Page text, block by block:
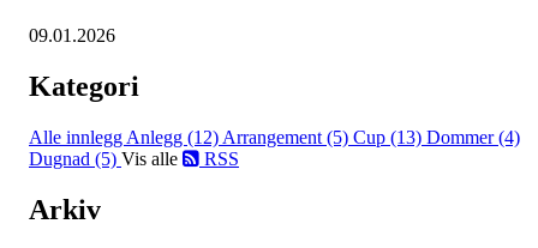
09.01.2026
Kategori
Alle innlegg Anlegg (12) Arrangement (5) Cup (13) Dommer (4)
Dugnad (5) Vis alle RSS
Arkiv